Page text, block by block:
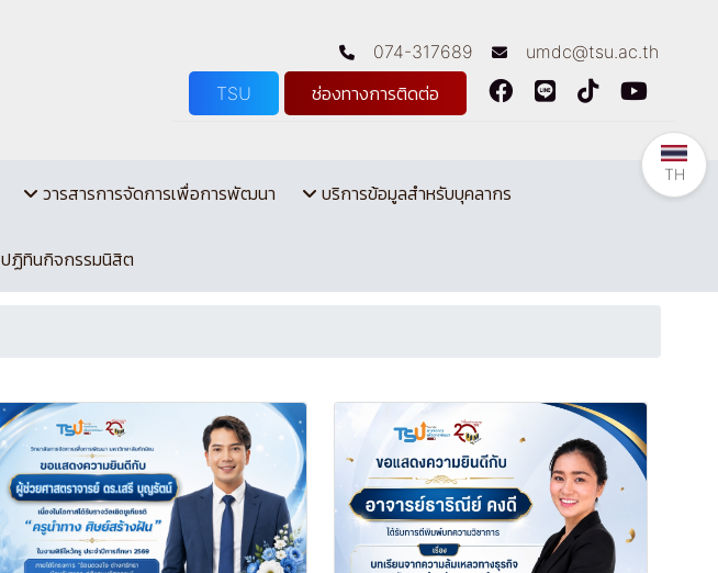
074-317689
umdc@tsu.ac.th
TSU
ช่องทางการติดต่อ
วารสารการจัดการเพื่อการพัฒนา บริการข้อมูลสำหรับบุคลากร
ปฏิทินกิจกรรมนิสิต
TH